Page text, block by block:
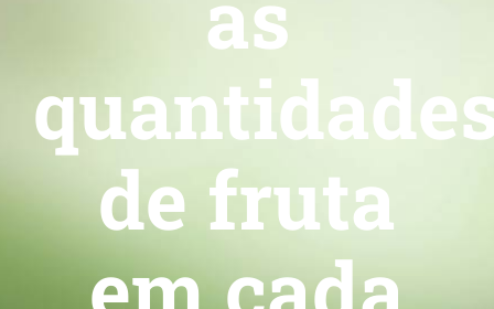
de fruta